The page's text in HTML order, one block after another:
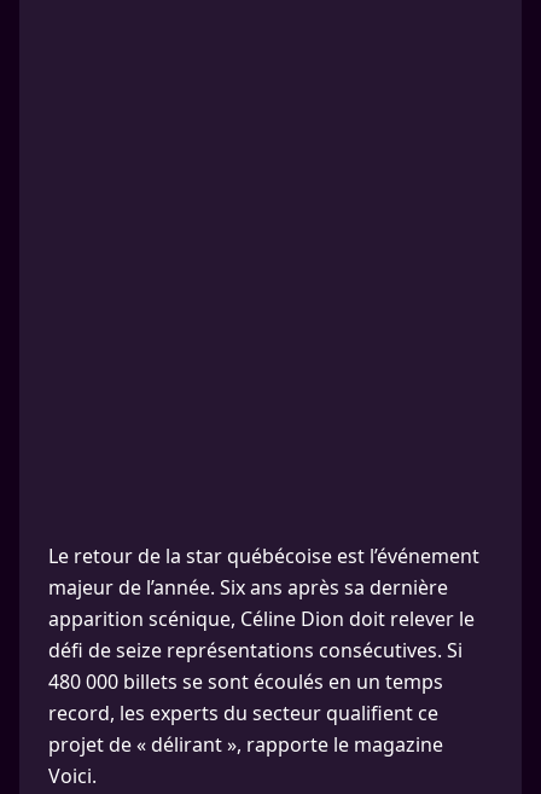
Le retour de la star québécoise est l’événement
majeur de l’année. Six ans après sa dernière
apparition scénique, Céline Dion doit relever le
défi de seize représentations consécutives. Si
480 000 billets se sont écoulés en un temps
record, les experts du secteur qualifient ce
projet de « délirant », rapporte le magazine
Voici.